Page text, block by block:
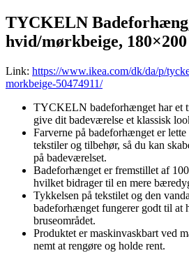
TYCKELN
hvid/mørkbeige,
Link: https://www.ikea.com/dk/da/p/
morkbeige-50474911/
TYCKELN badeforhænget har et
give dit badeværelse et klassisk
Farverne på badeforhænget er
tekstiler og tilbehør, så du kan
på badeværelset.
Badeforhænget er fremstillet af
hvilket bidrager til en mere
Tykkelsen på tekstilet og den
badeforhænget fungerer godt til at
bruseområdet.
Produktet er maskinvaskbart ved
nemt at rengøre og holde rent.